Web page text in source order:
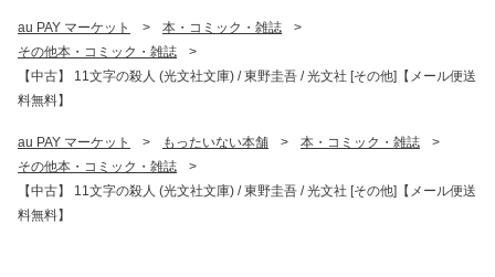
au PAY マーケット > 本・コミック・雑誌
>
その他本・コミック・雑誌
>
【中古】 11文字の殺人 (光文社文庫) / 東野圭吾 / 光文社 [その他]【メール便送
料無料】
au PAY マーケット > もったいない本舗 > 本・コミック・雑誌
>
その他本・コミック・雑誌
>
【中古】 11文字の殺人 (光文社文庫) / 東野圭吾 / 光文社 [その他]【メール便送
料無料】